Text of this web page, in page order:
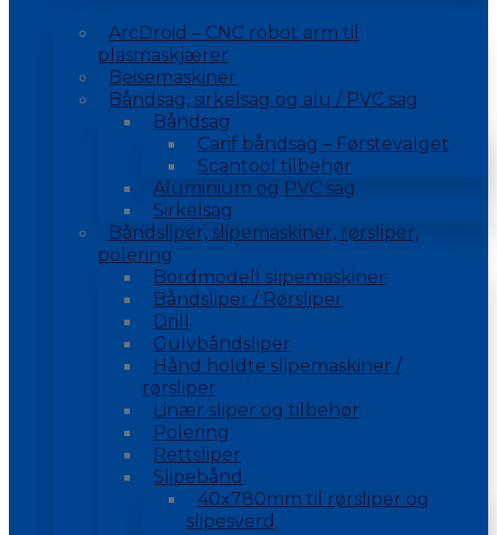
ArcDroid – CNC robot arm til
plasmaskjærer
Beisemaskiner
Båndsag, sirkelsag og alu / PVC sag
Båndsag
Carif båndsag – Førstevalget
Scantool tilbehør
Aluminium og PVC sag
Sirkelsag
Båndsliper, slipemaskiner, rørsliper,
polering
Bordmodell slipemaskiner
Båndsliper / Rørsliper
Drill
Gulvbåndsliper
Hånd holdte slipemaskiner /
rørsliper
Linær sliper og tilbehør
Polering
Rettsliper
Slipebånd
40x780mm til rørsliper og
slipesverd